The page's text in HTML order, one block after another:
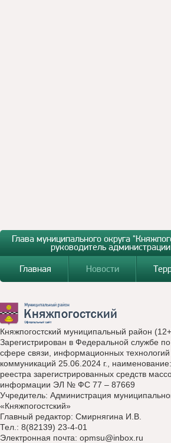
Глава муниципального округа
руководитель администрации
Главная
Новости
Княжпогостский муниципальный район
Зарегистрирован в Федеральной службе
сфере связи, информационных
коммуникаций 25.06.2024 г.,
реестра зарегистрированных средств
информации ЭЛ № ФС 77 – 87669
Учредитель: Администрация
«Княжпогостский»
Главный редактор: Смирнягина И.В.
Тел.: 8(82139) 23-4-01
Электронная почта: opmsu@inbox.ru